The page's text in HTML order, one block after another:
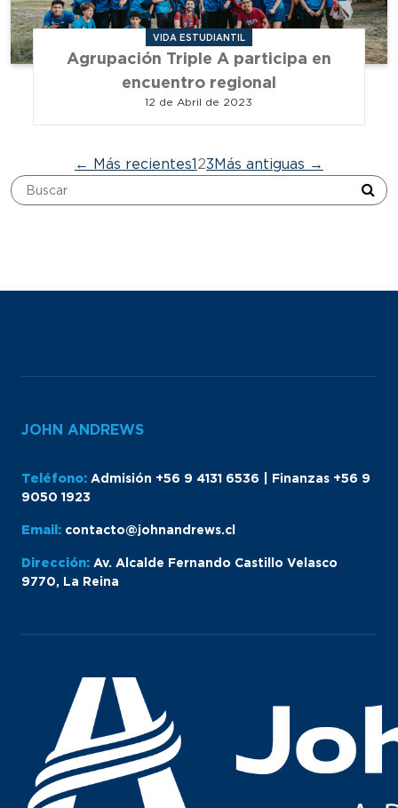
VIDA ESTUDIANTIL
Agrupación Triple A participa en
encuentro regional
12 de Abril de 2023
Paginación
de
← Más recientes123Más antiguas →
JOHN ANDREWS
Teléfono: Admisión +56 9 4131 6536 | Finanzas +56 9
9050 1923
Email: contacto@johnandrews.cl
Dirección: Av. Alcalde Fernando Castillo Velasco
9770, La Reina